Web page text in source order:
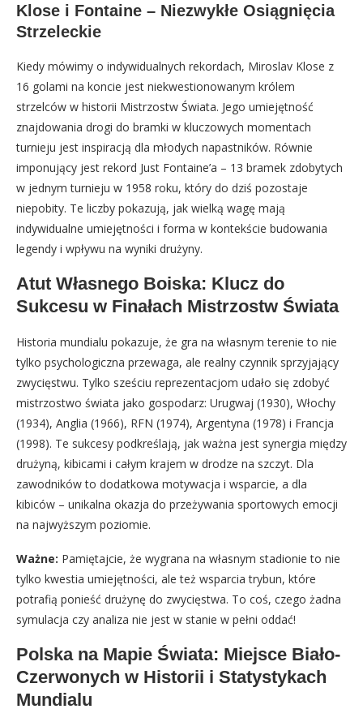
Klose i Fontaine – Niezwykłe Osiągnięcia
Strzeleckie
Kiedy mówimy o indywidualnych rekordach, Miroslav Klose z
16 golami na koncie jest niekwestionowanym królem
strzelców w historii Mistrzostw Świata. Jego umiejętność
znajdowania drogi do bramki w kluczowych momentach
turnieju jest inspiracją dla młodych napastników. Równie
imponujący jest rekord Just Fontaine’a – 13 bramek zdobytych
w jednym turnieju w 1958 roku, który do dziś pozostaje
niepobity. Te liczby pokazują, jak wielką wagę mają
indywidualne umiejętności i forma w kontekście budowania
legendy i wpływu na wyniki drużyny.
Atut Własnego Boiska: Klucz do
Sukcesu w Finałach Mistrzostw Świata
Historia mundialu pokazuje, że gra na własnym terenie to nie
tylko psychologiczna przewaga, ale realny czynnik sprzyjający
zwycięstwu. Tylko sześciu reprezentacjom udało się zdobyć
mistrzostwo świata jako gospodarz: Urugwaj (1930), Włochy
(1934), Anglia (1966), RFN (1974), Argentyna (1978) i Francja
(1998). Te sukcesy podkreślają, jak ważna jest synergia między
drużyną, kibicami i całym krajem w drodze na szczyt. Dla
zawodników to dodatkowa motywacja i wsparcie, a dla
kibiców – unikalna okazja do przeżywania sportowych emocji
na najwyższym poziomie.
Ważne: Pamiętajcie, że wygrana na własnym stadionie to nie
tylko kwestia umiejętności, ale też wsparcia trybun, które
potrafią ponieść drużynę do zwycięstwa. To coś, czego żadna
symulacja czy analiza nie jest w stanie w pełni oddać!
Polska na Mapie Świata: Miejsce Biało-
Czerwonych w Historii i Statystykach
Mundialu